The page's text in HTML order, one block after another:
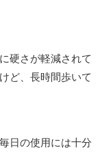
硬さが軽減されて
ど、長時間歩いて
日の使用には十分